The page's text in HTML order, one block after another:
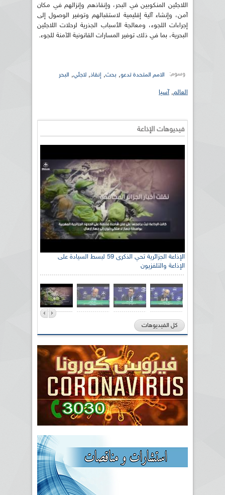
اللاجئين المنكوبين في البحر، وإنقاذهم وإنزالهم في مكان
آمن، وإنشاء آلية إقليمية لاستقبالهم وتوفير الوصول إلى
إجراءات اللجوء، ومعالجة الأسباب الجذرية لرحلات اللاجئين
البحرية، بما في ذلك توفير المسارات القانونية الآمنة للجوء.
وسوم: الامم المتحدة تدعو, بحث, إنقاذ, لاجئي, البحر
العالم,آسيا
فيديوهات الإذاعة
الإذاعة الجزائرية تحي الذكرى 59 لبسط السيادة على
الإذاعة والتلفزيون
كل الفيديوهات